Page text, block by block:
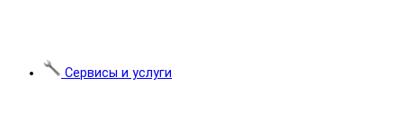
Сервисы и услуги